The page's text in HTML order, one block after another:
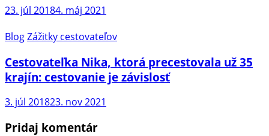
23. júl 20184. máj 2021
BlogZážitky cestovateľov
Cestovateľka Nika, ktorá precestovala už 35
krajín: cestovanie je závislosť
3. júl 201823. nov 2021
Pridaj komentár